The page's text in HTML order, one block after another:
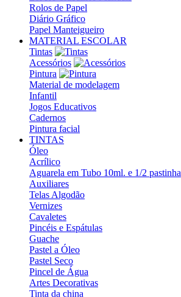
Rolos de Papel
Diário Gráfico
Papel Manteigueiro
MATERIAL ESCOLAR
Tintas
Acessórios
Pintura
Material de modelagem
Infantil
Jogos Educativos
Cadernos
Pintura facial
TINTAS
Óleo
Acrílico
Aguarela em Tubo 10ml. e 1/2 pastinha
Auxiliares
Telas Algodão
Vernizes
Cavaletes
Pincéis e Espátulas
Guache
Pastel a Óleo
Pastel Seco
Pincel de Água
Artes Decorativas
Tinta da china